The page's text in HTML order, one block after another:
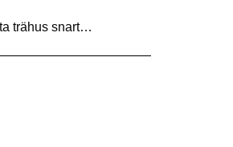
trähus snart…